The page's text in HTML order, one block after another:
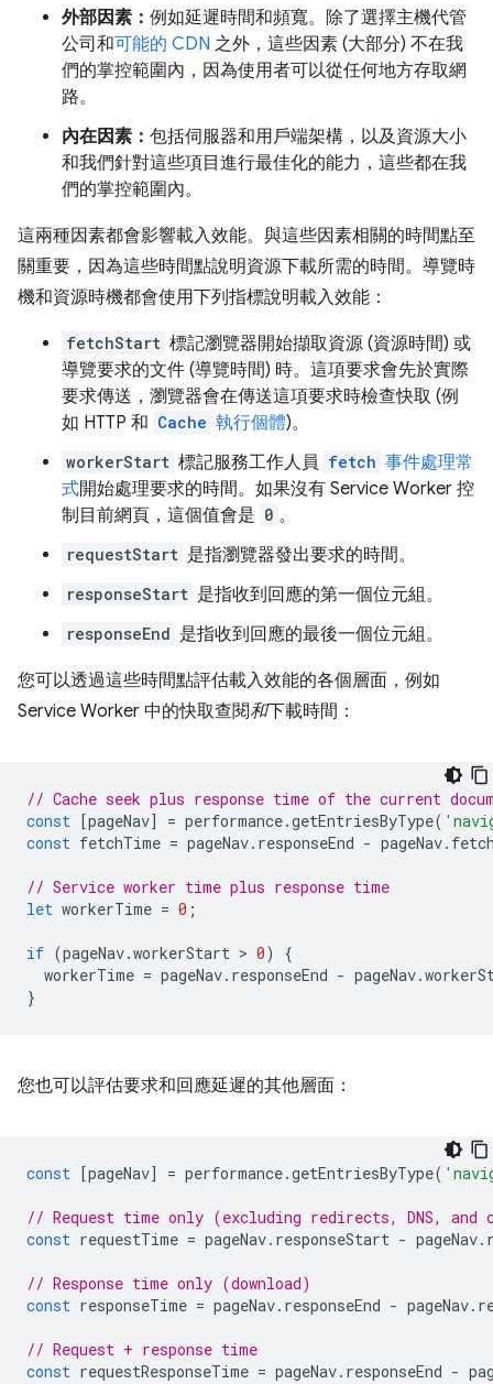
外部因素： 例如延遲時間和頻寬。除了選擇主機代管
公司和可能的 CDN 之外，這些因素 (大部分) 不在我
們的掌控範圍內，因為使用者可以從任何地方存取網
路。
內在因素： 包括伺服器和用戶端架構，以及資源大小
和我們針對這些項目進行最佳化的能力，這些都在我
們的掌控範圍內。
這兩種因素都會影響載入效能。與這些因素相關的時間點至
關重要，因為這些時間點說明資源下載所需的時間。導覽時
機和資源時機都會使用下列指標說明載入效能：
fetchStart 標記瀏覽器開始擷取資源 (資源時間) 或
導覽要求的文件 (導覽時間) 時。這項要求會先於實際
要求傳送，瀏覽器會在傳送這項要求時檢查快取 (例
如 HTTP 和 Cache 執行個體)。
workerStart 標記服務工作人員 fetch 事件處理常
式開始處理要求的時間。如果沒有 Service Worker 控
制目前網頁，這個值會是 0 。
requestStart 是指瀏覽器發出要求的時間。
responseStart 是指收到回應的第一個位元組。
responseEnd 是指收到回應的最後一個位元組。
您可以透過這些時間點評估載入效能的各個層面，例如
Service Worker 中的快取查閱和下載時間：
// Cache seek plus response time of the current
const
[pageNav] = performance.getEntriesByType(
const fetchTime = pageNav. responseEnd - pageNav.
// Service worker time plus response time
let workerTime = 0 ;
if (pageNav.workerStart > 0)
{
workerTime = pageNav. responseEnd - pageNav.
}
您也可以評估要求和回應延遲的其他層面：
const [pageNav] = performance.getEntriesByType(
// Request time only (excluding redirects, DNS, and
const requestTime = pageNav. responseStart - pageNav.
// Response time only (download)
const responseTime = pageNav. responseEnd - pageNav.
// Request + response time
const requestResponseTime = pageNav. responseEnd -